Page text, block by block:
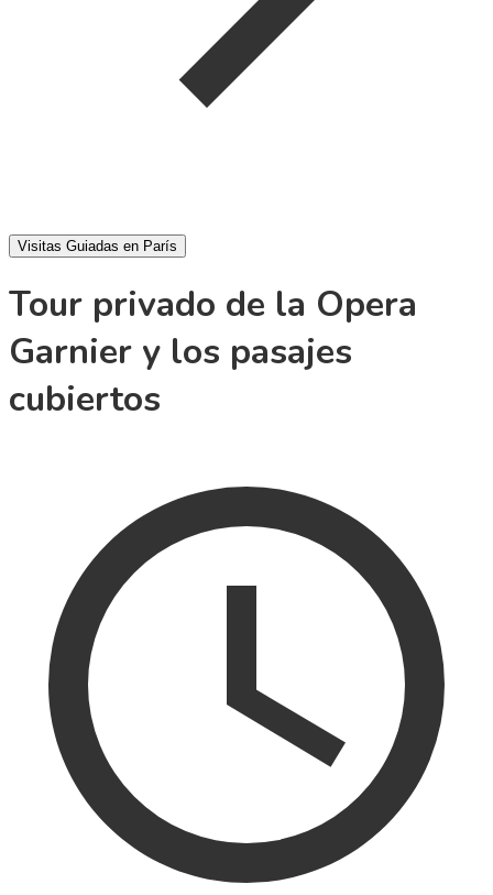
Visitas Guiadas en París
Tour privado de la Opera
Garnier y los pasajes
cubiertos